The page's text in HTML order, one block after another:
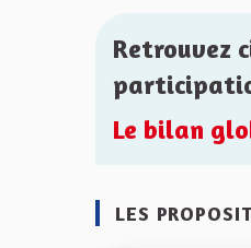
Retrouvez
Le bilan
LES